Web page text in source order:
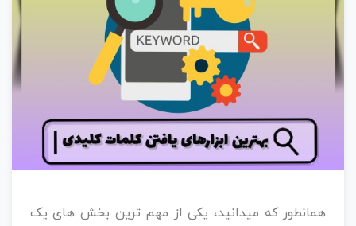
همانطور که میدانید، یکی از مهم ترین بخش های یک